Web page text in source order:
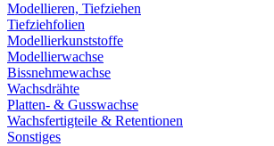
Modellieren, Tiefziehen
Tiefziehfolien
Modellierkunststoffe
Modellierwachse
Bissnehmewachse
Wachsdrähte
Platten- & Gusswachse
Wachsfertigteile & Retentionen
Sonstiges